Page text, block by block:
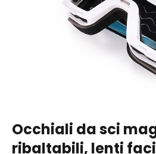
Occhiali da sci
ribaltabili, lenti